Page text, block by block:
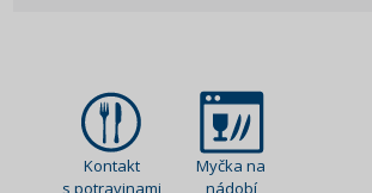
Kontakt
s potravinami
Myčka na
nádobí